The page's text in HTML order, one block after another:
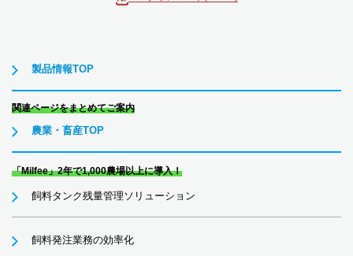
製品情報TOP
関連ページをまとめてご案内
農業・畜産TOP
「Milfee」2年で1,000農場以上に導入！
飼料タンク残量管理ソリューション
飼料発注業務の効率化